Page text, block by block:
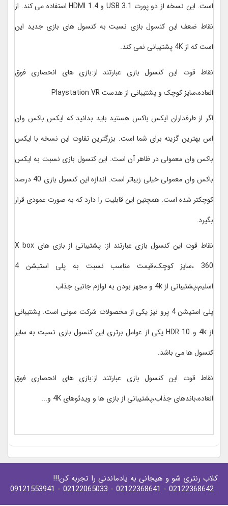
است. این نسخه از دو پورت USB 3.1 و HDMI 1.4 استفاده می کند. از
نقاط ضعف این کنسول بازی نسبت به کنسول های بازی جدید این
است که از 4K پشتیبانی نمی کند.
نقاط قوت این کنسول بازی عبارتند از:بازی های انحصاری فوق
العاده،سایز کوچک و پشتیبانی از هدست Playstation VR
اگر از طرفداران ایکس باکس هستید باید بدانید که ایکس باکس وان
اس بهترین گزینه برای شما است. بزرگترین تفاوت این نسخه با ایکس
باکس وان معمولی در ظاهر آن است. این کنسول بازی نسبت به ایکس
باکس وان معمولی خیلی زیباتر است. اندازه این کنسول بازی 40 درصد
کوچکتر شده است. همچنین این قابلیت را دارد که به صورت عمودی قرار
بگیرد.
نقاط قوت این کنسول بازی عبارتند از: پشتیبانی از بازی های X box
360 ،سایز کوچک،قیمت مناسب نسبت به پلی استیشن 4
اسلیم،پشتیبانی از 4k و مجهز بودن به لوازم جانبی جذاب
پلی استیشن 4 پرو نیز یکی از محصولات شرکت سونی است. پشتیبانی
از 4k و HDR 10 یکی از عوامل برتری این کنسول بازی نسبت به سایر
کنسول ها می باشد.
نقاط قوت این کنسول بازی عبارتند از:بازی های انحصاری فوق
العاده،باندهای جذاب،پشتیبانی از بازی ها و ویدئوهای 4K و...
کلاب رنتری شو و هیجانی به یادماندنی را تجربه کن!!!
02122368642
- 02122368641
- 02122065033
- 09121553941